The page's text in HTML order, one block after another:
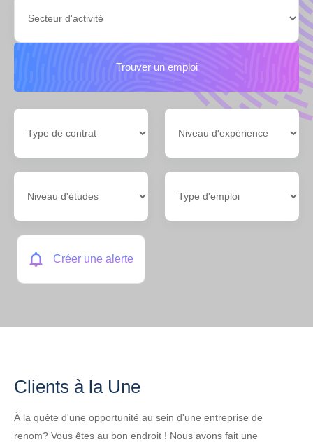
Trouver un emploi
Créer une alerte
Clients à la Une
À la quête d'une opportunité au sein d'une entreprise de
renom? Vous êtes au bon endroit ! Nous avons fait une